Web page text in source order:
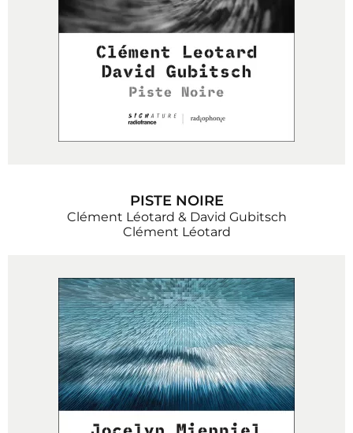
PISTE NOIRE
Clément Léotard & David Gubitsch
Clément Léotard